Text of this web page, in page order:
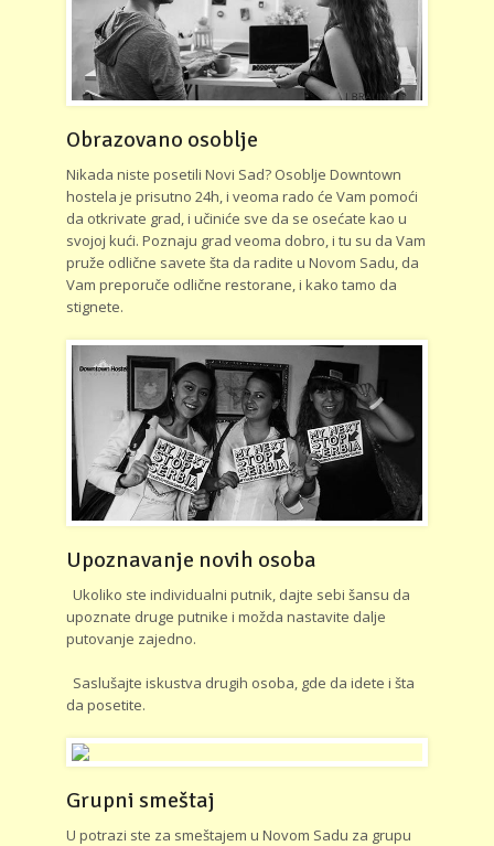
Obrazovano osoblje
Nikada niste posetili Novi Sad? Osoblje Downtown
hostela je prisutno 24h, i veoma rado će Vam pomoći
da otkrivate grad, i učiniće sve da se osećate kao u
svojoj kući. Poznaju grad veoma dobro, i tu su da Vam
pruže odlične savete šta da radite u Novom Sadu, da
Vam preporuče odlične restorane, i kako tamo da
stignete.
Upoznavanje novih osoba
Ukoliko ste individualni putnik, dajte sebi šansu da
upoznate druge putnike i možda nastavite dalje
putovanje zajedno.
Saslušajte iskustva drugih osoba, gde da idete i šta
da posetite.
Grupni smeštaj
U potrazi ste za smeštajem u Novom Sadu za grupu